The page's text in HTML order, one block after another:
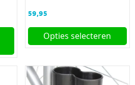
59,95
Opties selecteren
Dit
heeft
meerdere